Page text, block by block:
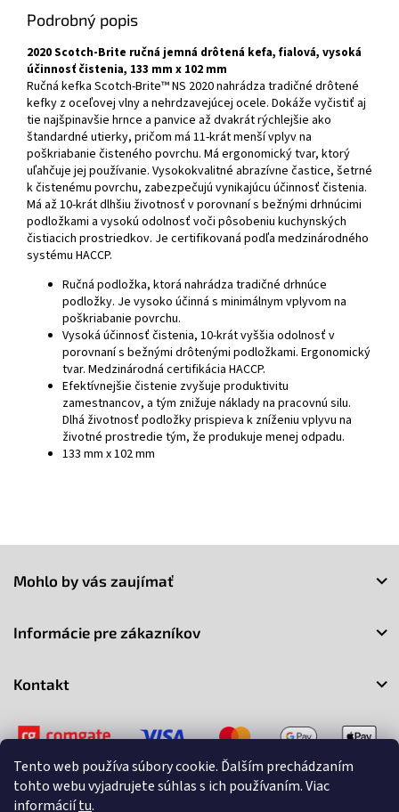
Tento web používa súbory cookie. Ďalším prechádzaním
tohto webu vyjadrujete súhlas s ich používaním. Viac
informáciítu.
Podrobný popis
2020 Scotch-Brite ručná jemná drôtená kefa, fialová, vysoká
účinnosť čistenia, 133 mm x 102 mm
Ručná kefka Scotch-Brite™ NS 2020 nahrádza tradičné drôtené
kefky z oceľovej vlny a nehrdzavejúcej ocele. Dokáže vyčistiť aj
tie najšpinavšie hrnce a panvice až dvakrát rýchlejšie ako
štandardné utierky, pričom má 11-krát menší vplyv na
poškriabanie čisteného povrchu. Má ergonomický tvar, ktorý
uľahčuje jej používanie. Vysokokvalitné abrazívne častice, šetrné
k čistenému povrchu, zabezpečujú vynikajúcu účinnosť čistenia.
Má až 10-krát dlhšiu životnosť v porovnaní s bežnými drhnúcimi
podložkami a vysokú odolnosť voči pôsobeniu kuchynských
čistiacich prostriedkov. Je certifikovaná podľa medzinárodného
systému HACCP.
Ručná podložka, ktorá nahrádza tradičné drhnúce
podložky. Je vysoko účinná s minimálnym vplyvom na
poškriabanie povrchu.
Vysoká účinnosť čistenia, 10-krát vyššia odolnosť v
porovnaní s bežnými drôtenými podložkami. Ergonomický
tvar. Medzinárodná certifikácia HACCP.
Efektívnejšie čistenie zvyšuje produktivitu
zamestnancov, a tým znižuje náklady na pracovnú silu.
Dlhá životnosť podložky prispieva k zníženiu vplyvu na
životné prostredie tým, že produkuje menej odpadu.
133 mm x 102 mm
Mohlo by vás zaujímať
Informácie pre zákazníkov
Kontakt
Copyright 2026